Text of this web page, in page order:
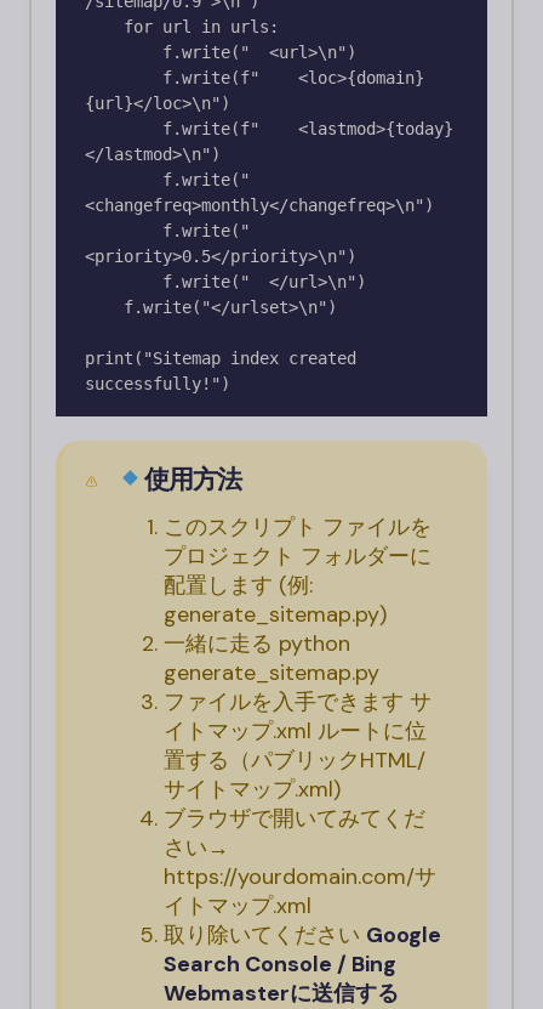
{url}</loc>\n")
</lastmod>\n")
<changefreq>monthly</changefreq>\n")
<priority>0.5</priority>\n")
print("Sitemap index created
successfully!")
使用方法
このスクリプト ファイルを
プロジェクト フォルダーに
配置します (例:
generate_sitemap.py)
一緒に走る python
generate_sitemap.py
ファイルを入手できますサ
イトマップ.xml ルートに位
置する（パブリックHTML/
サイトマップ.xml)
ブラウザで開いてみてくだ
さい→
https://yourdomain.com/サ
イトマップ.xml
取り除いてください Google
Search Console / Bing
Webmasterに送信する